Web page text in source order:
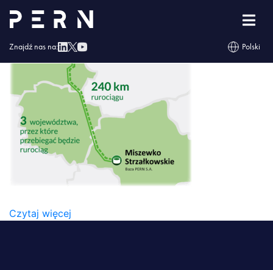
Znajdź nas na: Polski
mapa_rurociag_pomorski-300×282
Czytaj więcej